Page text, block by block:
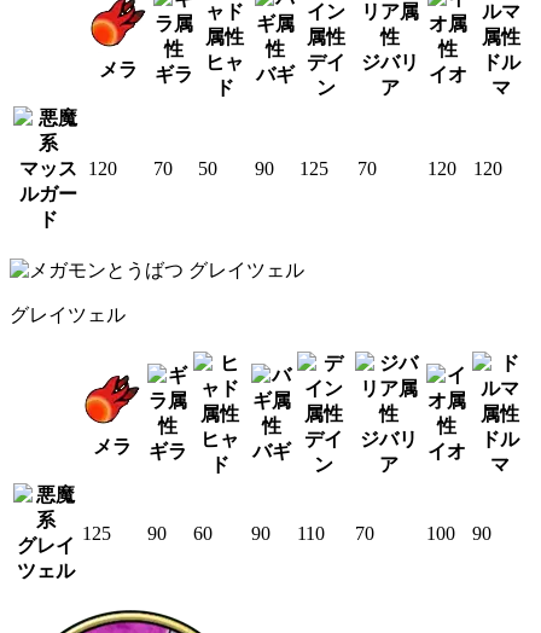
メラ ギラ
ヒャ
ド
バギ
デイ
ン
ジバリ
ア
イオ
ドル
マ
マッス
ルガー
ド
120 70 50 90 125 70 120 120
グレイツェル
メラ ギラ
ヒャ
ド
バギ
デイ
ン
ジバリ
ア
イオ
ドル
マ
グレイ
ツェル
125 90 60 90 110 70 100 90